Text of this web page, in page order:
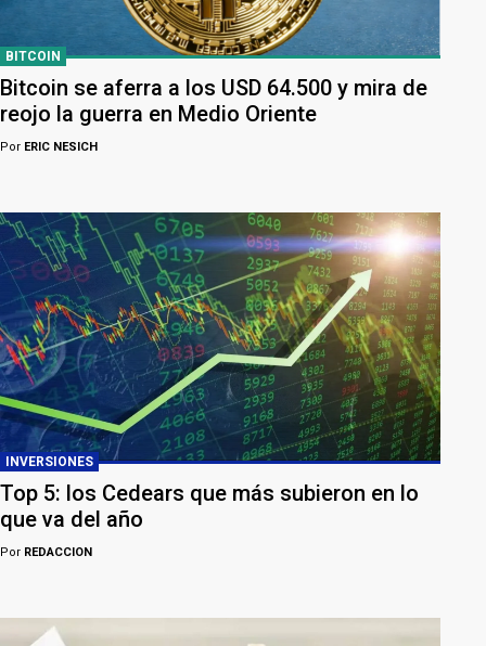
BITCOIN
Bitcoin se aferra a los USD 64.500 y mira de
reojo la guerra en Medio Oriente
Por ERIC NESICH
INVERSIONES
Top 5: los Cedears que más subieron en lo
que va del año
Por REDACCION